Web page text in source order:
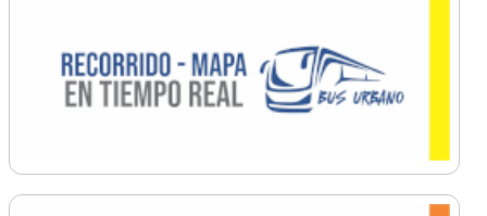
Ordenamiento
Promoción Social
Salud
Secretaría General